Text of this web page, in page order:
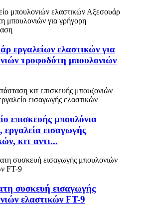
εργαλείων ελαστικών για
τροφοδότη μπουλονιών
επισκευής μπουλόνια
εργαλεία εισαγωγής
κιτ αντι...
συσκευή εισαγωγής
ελαστικών FT-9